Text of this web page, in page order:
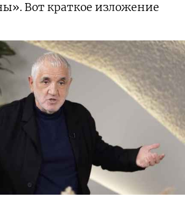
Вот краткое изложение